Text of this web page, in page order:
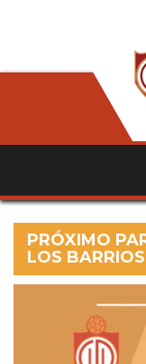
PRÓXIMO
LOS BARRIOS